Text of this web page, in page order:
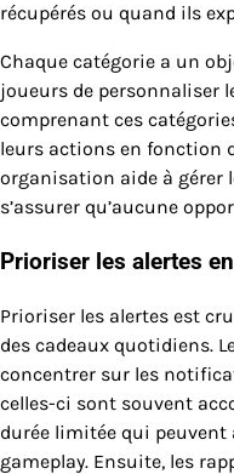
récupérés ou quand ils
Chaque catégorie a un
joueurs de personnaliser
comprenant ces
leurs actions en fonction
organisation aide à gérer
s’assurer qu’aucune
Prioriser les alertes
Prioriser les alertes est
des cadeaux quotidiens.
concentrer sur les
celles-ci sont souvent
durée limitée qui
gameplay. Ensuite, les